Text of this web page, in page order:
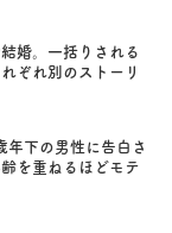
婚。一括りされる
ぞれ別のストーリ
年下の男性に告白さ
を重ねるほどモテ